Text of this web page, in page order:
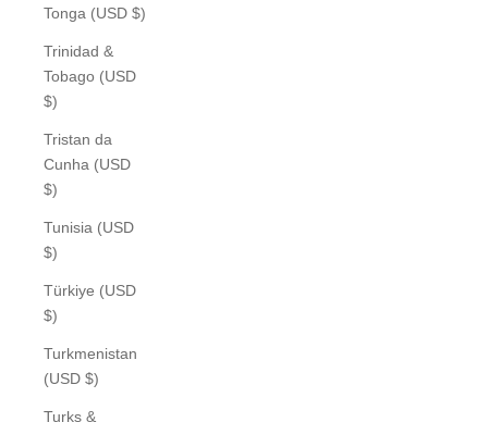
Tonga (USD $)
Trinidad &
Tobago (USD
$)
Tristan da
Cunha (USD
$)
Tunisia (USD
$)
Türkiye (USD
$)
Turkmenistan
(USD $)
Turks &